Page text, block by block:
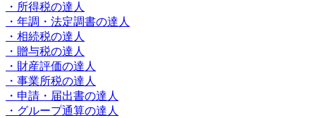
・所得税の達人
・年調・法定調書の達人
・相続税の達人
・贈与税の達人
・財産評価の達人
・事業所税の達人
・申請・届出書の達人
・グループ通算の達人